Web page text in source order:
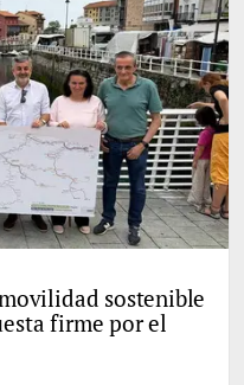
sostenible
firme por el